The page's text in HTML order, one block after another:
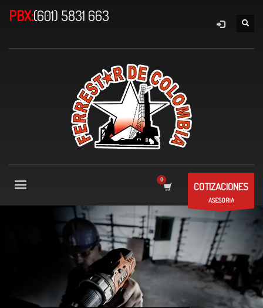
PBX:(601) 5831 663
COTIZACIONES
ASESORIA